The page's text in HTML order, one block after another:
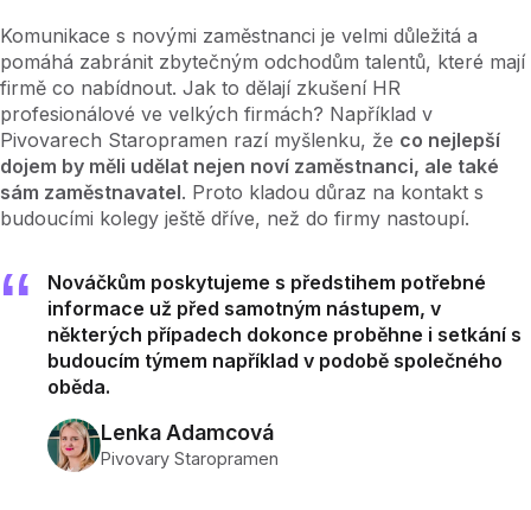
Komunikace s novými zaměstnanci je velmi důležitá a
pomáhá zabránit zbytečným odchodům talentů, které mají
firmě co nabídnout. Jak to dělají zkušení HR
profesionálové ve velkých firmách? Například v
Pivovarech Staropramen razí myšlenku, že co nejlepší
dojem by měli udělat nejen noví zaměstnanci, ale také
sám zaměstnavatel. Proto kladou důraz na kontakt s
budoucími kolegy ještě dříve, než do firmy nastoupí.
Nováčkům poskytujeme s předstihem potřebné
informace už před samotným nástupem, v
některých případech dokonce proběhne i setkání s
budoucím týmem například v podobě společného
oběda.
Lenka Adamcová
Pivovary Staropramen